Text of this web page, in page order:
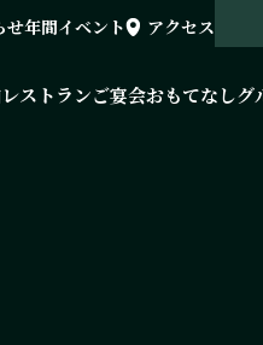
せ年間イベント アクセス
レストランご宴会おもてなしグ